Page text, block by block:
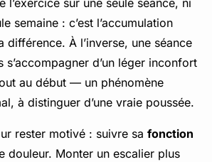
l’exercice sur une seule séance, ni
semaine : c’est l’accumulation
différence. À l’inverse, une séance
d’un léger inconfort
au début — un phénomène
à distinguer d’une vraie poussée.
rester motivé : suivre sa fonction
douleur. Monter un escalier plus